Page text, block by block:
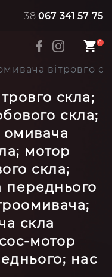
+38 067 341 57 75
0
вітровго
скла;
скла;
мотор
скла;
переднього
скла
мотор
нас